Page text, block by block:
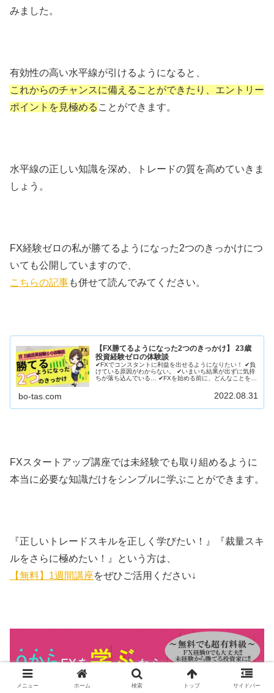
みました。
有効性の高い水平線が引けるようになると、
これからのチャンスに備えることができたり、エントリー
ポイントを見極める ことができます。
水平線の正しい知識を深め、トレードの質を高めていきま
しょう。
FX経験ゼロの私が勝てるようになった2つのきっかけにつ
いても公開していますので、
こちらの記事も併せて読んでみてください。
【FX勝てるようになった2つのきっかけ】 23歳
投資経験ゼロの体験談
✔FXでコンスタントに利益を出せるようになりたい！ ✔負
けている原因がわからない。 ✔いまいち結果が出ずに気持
ちが落ち込んでいる… ✔FXを始める前に、どんなことを意
bo-tas.com 2022.08.31
FXスタートアップ講座では未経験でも取り組めるように
本当に必要な知識だけをシンプルに学ぶことができます。
『正しいトレードスキルを正しく学びたい！』『裁量スキ
ルをさらに極めたい！』という方は、
【無料】1週間講座をぜひご活用ください↓
メニュー ホーム 検索 トップ サイドバー